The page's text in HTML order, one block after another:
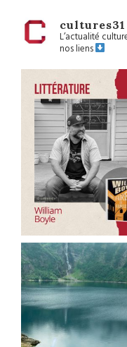
cultures31
L’actualité
nos liens